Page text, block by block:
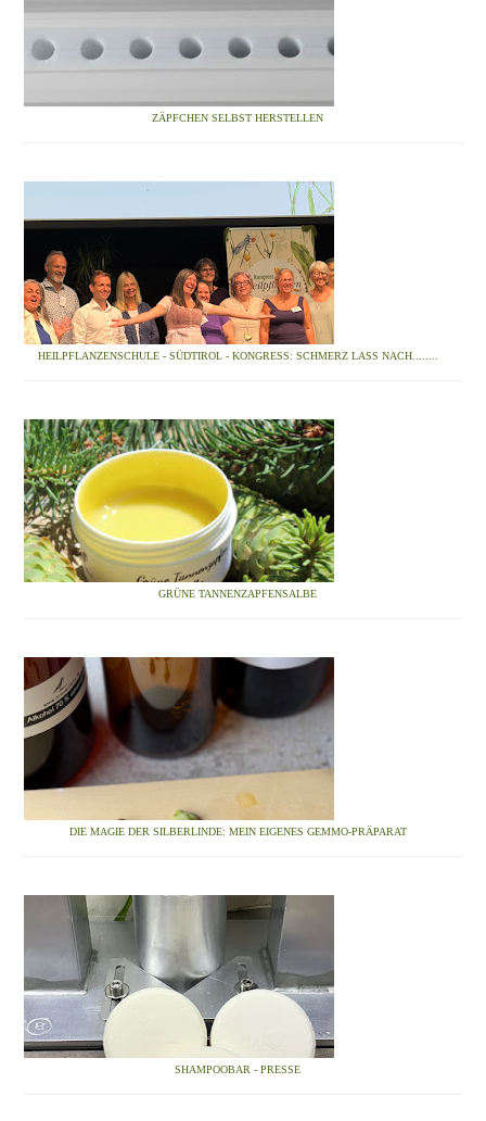
ZÄPFCHEN SELBST HERSTELLEN
HEILPFLANZENSCHULE - SÜDTIROL - KONGRESS: SCHMERZ LASS NACH........
GRÜNE TANNENZAPFENSALBE
DIE MAGIE DER SILBERLINDE: MEIN EIGENES GEMMO-PRÄPARAT
SHAMPOOBAR - PRESSE